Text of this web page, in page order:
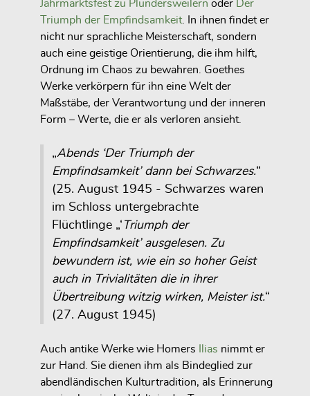
Jahrmarktsfest zu Plundersweilern oder
Der
Triumph der Empfindsamkeit. In ihnen findet er
nicht nur sprachliche Meisterschaft, sondern
auch eine geistige Orientierung, die ihm hilft,
Ordnung im Chaos zu bewahren. Goethes
Werke verkörpern für ihn eine Welt der
Maßstäbe, der Verantwortung und der inneren
Form – Werte, die er als verloren ansieht.
„Abends ‘Der Triumph der
Empfindsamkeit’ dann bei Schwarzes.“
(25. August 1945 - Schwarzes waren
im Schloss untergebrachte
Flüchtlinge „‘ Triumph der
Empfindsamkeit’ ausgelesen. Zu
bewundern ist, wie ein so hoher Geist
auch in Trivialitäten die in ihrer
Übertreibung witzig wirken, Meister ist.“
(27. August 1945)
Auch antike Werke wie Homers Ilias nimmt er
zur Hand. Sie dienen ihm als Bindeglied zur
abendländischen Kulturtradition, als Erinnerung